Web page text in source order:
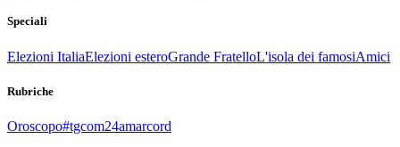
Speciali
Elezioni ItaliaElezioni esteroGrande FratelloL'isola dei famosiAmici
Rubriche
Oroscopo#tgcom24amarcord